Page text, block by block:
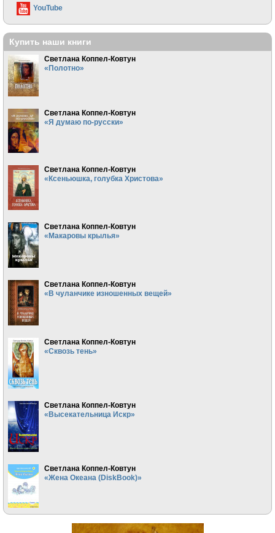
YouTube
Купить наши книги
Светлана Коппел-Ковтун
«Полотно»
Светлана Коппел-Ковтун
«Я думаю по-русски»
Светлана Коппел-Ковтун
«Ксеньюшка, голубка Христова»
Светлана Коппел-Ковтун
«Макаровы крылья»
Светлана Коппел-Ковтун
«В чуланчике изношенных вещей»
Светлана Коппел-Ковтун
«Сквозь тень»
Светлана Коппел-Ковтун
«Высекательница Искр»
Светлана Коппел-Ковтун
«Жена Океана (DiskBook)»